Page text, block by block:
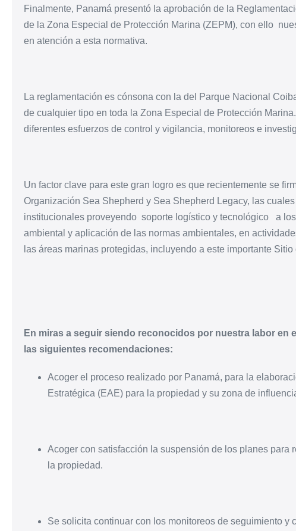
Finalmente, Panamá presentó la aprobación de la
de la Zona Especial de Protección Marina (ZEPM), con ello
en atención a esta normativa.
La reglamentación es cónsona con la del Parque Nacional
de cualquier tipo en toda la Zona Especial de Protección
diferentes esfuerzos de control y vigilancia, monitoreos e
Un factor clave para este gran logro es que recientemente se
Organización Sea Shepherd y Sea Shepherd Legacy, las
institucionales proveyendo soporte logístico y tecnológico a
ambiental y aplicación de las normas ambientales, en
las áreas marinas protegidas, incluyendo a este importante
En miras a seguir siendo reconocidos por nuestra labor en
las siguientes recomendaciones:
Acoger el proceso realizado por Panamá, para la
Estratégica (EAE) para la propiedad y su zona de
Acoger con satisfacción la suspensión de los planes para
la propiedad.
Se solicita continuar con los monitoreos de seguimiento y